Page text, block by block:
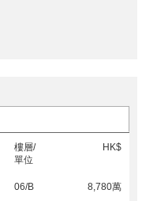
樓層/
單位
HK$
06/B
8,780萬